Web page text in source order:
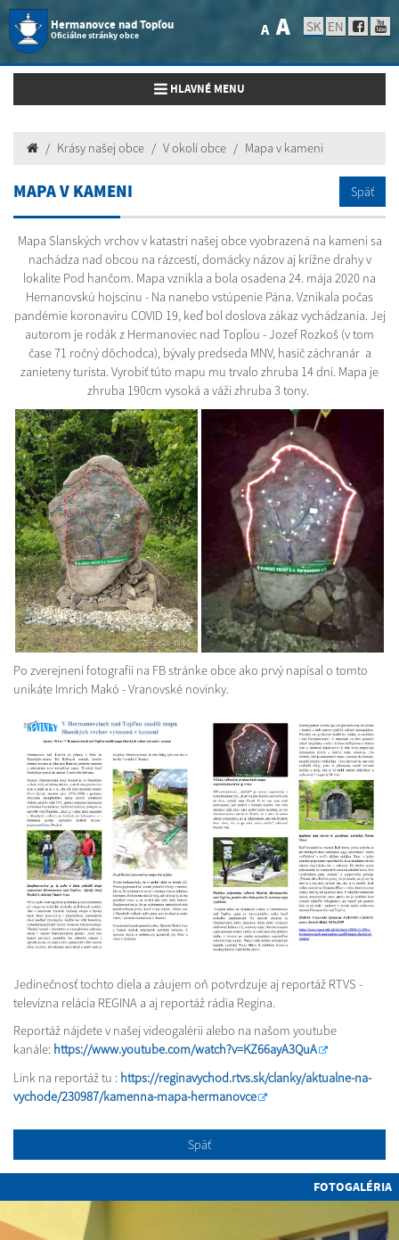
Hermanovce nad Topľou
Oficiálne stránky obce A A SK EN
Toggle navigation
HLAVNÉ MENU
Krásy našej obce V okolí obce Mapa v kameni
MAPA V KAMENI Späť
Mapa Slanských vrchov v katastri našej obce vyobrazená na kameni sa
nachádza nad obcou na rázcestí, domácky názov aj krížne drahy v
lokalite Pod hančom. Mapa vznikla a bola osadena 24. mája 2020 na
Hemanovskú hojscinu - Na nanebo vstúpenie Pána. Vznikala počas
pandémie koronaviru COVID 19, keď bol doslova zákaz vychádzania. Jej
autorom je rodák z Hermanoviec nad Topľou - Jozef Rozkoš (v tom
čase 71 ročný dôchodca), bývaly predseda MNV, hasič záchranár a
zanieteny turista. Vyrobiť túto mapu mu trvalo zhruba 14 dní. Mapa je
zhruba 190cm vysoká a váži zhruba 3 tony.
Po zverejnení fotografii na FB stránke obce ako prvý napísal o tomto
unikáte Imrich Makó - Vranovské novinky.
Jedinečnosť tochto diela a záujem oň potvrdzuje aj reportáž RTVS -
televízna relácia REGINA a aj reportáž rádia Regina.
Reportáž nájdete v našej videogalérii alebo na našom youtube
kanále: https://www.youtube.com/watch?v=KZ66ayA3QuA
Link na reportáž tu : https://reginavychod.rtvs.sk/clanky/aktualne-na-
vychode/230987/kamenna-mapa-hermanovce
Späť
FOTOGALÉRIA